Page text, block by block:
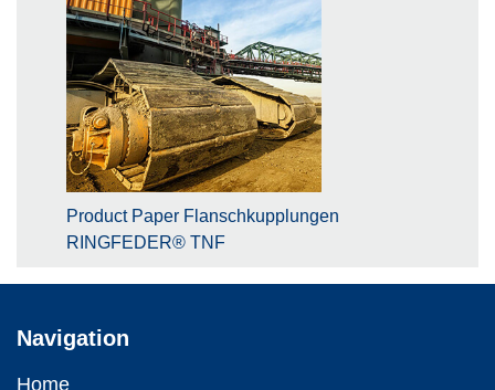
Product Paper Flanschkupplungen
RINGFEDER® TNF
Navigation
Home